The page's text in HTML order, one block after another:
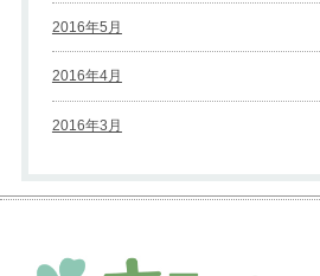
2016年5月
2016年4月
2016年3月